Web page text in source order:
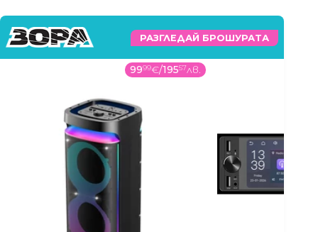
РАЗГЛЕДАЙ БРОШУРАТА
9999€/19557лв.